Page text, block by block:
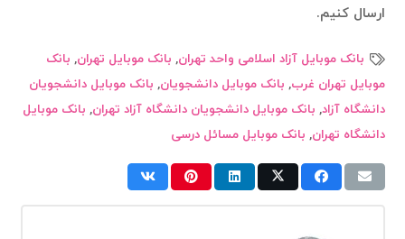
ارسال کنیم.
بانک موبایل آزاد اسلامی واحد تهران, بانک موبایل تهران, بانک
موبایل تهران غرب, بانک موبایل دانشجویان, بانک موبایل دانشجویان
دانشگاه آزاد, بانک موبایل دانشجویان دانشگاه آزاد تهران, بانک موبایل
دانشگاه تهران, بانک موبایل مسائل درسی